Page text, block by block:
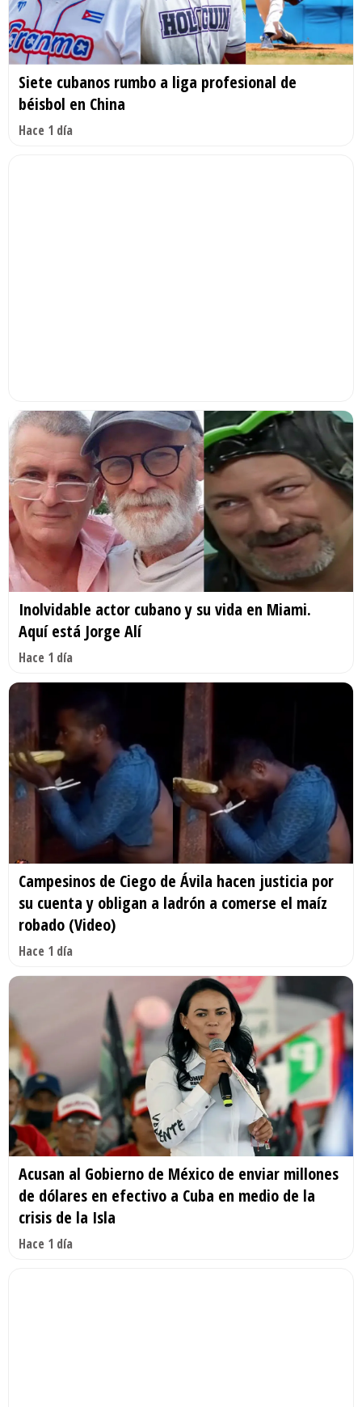
Siete cubanos rumbo a liga profesional de
béisbol en China
Hace 1 día
Inolvidable actor cubano y su vida en Miami.
Aquí está Jorge Alí
Hace 1 día
Campesinos de Ciego de Ávila hacen justicia por
su cuenta y obligan a ladrón a comerse el maíz
robado (Video)
Hace 1 día
Acusan al Gobierno de México de enviar millones
de dólares en efectivo a Cuba en medio de la
crisis de la Isla
Hace 1 día